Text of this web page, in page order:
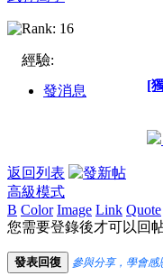
經驗:
發消息
[
返回列表
高級模式
B Color Image Link Quote
您需要登錄後才可以回
發表回復 參與分享，學會感